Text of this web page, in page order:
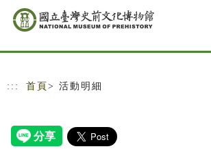
跳到主要內容
網站導覽
::: 首頁 > 活動明細